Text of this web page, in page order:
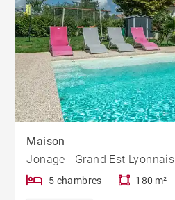
Maison
Jonage - Grand Est Lyonnais
5 chambres 180 m²